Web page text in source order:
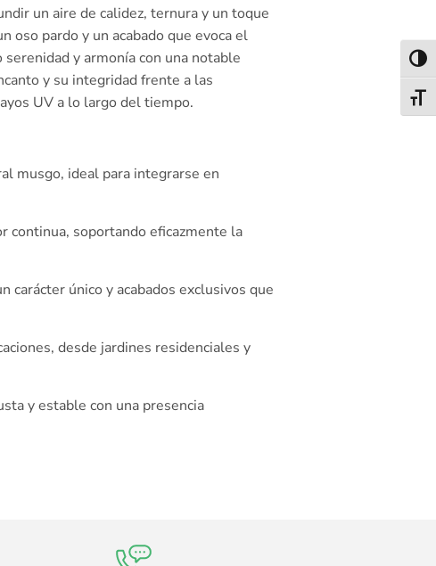
un aire de calidez, ternura y un toque
oso pardo y un acabado que evoca el
y armonía con una notable
y su integridad frente a las
UV a lo largo del tiempo.
musgo, ideal para integrarse en
continua, soportando eficazmente la
carácter único y acabados exclusivos que
desde jardines residenciales y
y estable con una presencia